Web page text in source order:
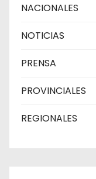
NACIONALES
NOTICIAS
PRENSA
PROVINCIALES
REGIONALES